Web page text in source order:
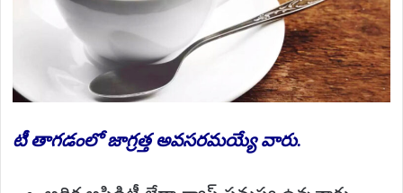
టీ తాగడంలో జాగ్రత్త అవసరమయ్యే వారు.